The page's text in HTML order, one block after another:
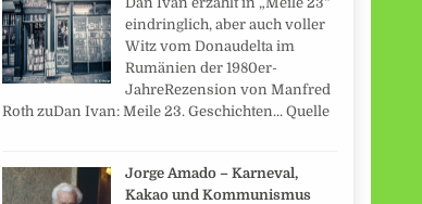
eindringlich, aber auch voller
Witz vom Donaudelta im
Rumänien der 1980er-
JahreRezension von Manfred
Roth zuDan Ivan: Meile 23. Geschichten... Quelle
Jorge Amado – Karneval,
Kakao und Kommunismus